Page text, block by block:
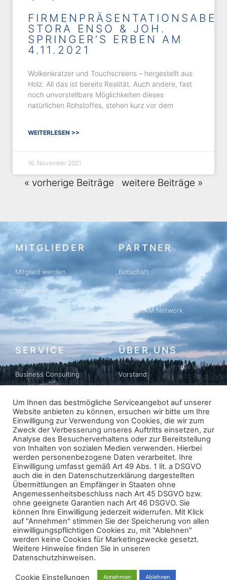
STORA ENSO & JOH.
SPRINGER’S ERBEN AM
4.11.2021
Wolkenkratzer und Touchscreens – hergestellt aus
Holz. All das ist bereits Realität. Auch andere, fast
noch unvorstellbare Möglichkeiten dieses
natürlichen Rohstoffes, stehen kurz vor dem
WEITERLESEN >>
16. November 2021
« vorherige Beiträge weitere Beiträge »
MITGLIEDER
Mitglied werden
Mitgliedschaften
PARTNER
Botschaft
Team Finland
FINNCHAM Network
SERVICE
Business Consulting
Newsletter
ÜBER UNS
Vorstand
Datenschutz
Impressum
ABONNIEREN
© 2026 - FINNCHAM Austria
All rights reserved
poweredbylawvision​​
Um Ihnen das bestmögliche Serviceangebot auf unserer
Website anbieten zu können, ersuchen wir bitte um Ihre
Einwilligung zur Verwendung von Cookies, die wir zum
Zweck der Verbesserung unseres Auftritts einsetzen, zur
Analyse des Besucherverhaltens oder zur Bereitstellung
von Inhalten von sozialen Medien verwenden. Hierbei
werden personenbezogene Daten verarbeitet. Ihre
Einwilligung umfasst gemäß Art 49 Abs. 1 lit. a DSGVO
auch die in den Datenschutzerklärung dargestellten
Übermittlungen an Empfänger in Staaten ohne
Angemessenheitsbeschluss nach Art 45 DSGVO bzw.
ohne geeignete Garantien nach Art 46 DSGVO. Sie
können Ihre Einwilligung jederzeit widerrufen. Mit Klick
auf "Annehmen" stimmen Sie der Speicherung von allen
einwilligungspflichtigen Cookies zu, mit "Ablehnen"
werden keine Cookies für Marketingzwecke gesetzt.
Weitere Hinweise finden Sie in unseren
Datenschutzhinweisen.
Cookie Einstellungen Annehmen Ablehnen